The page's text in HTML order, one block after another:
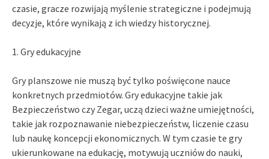
czasie, gracze rozwijają myślenie strategiczne i podejmują
decyzje, które wynikają z ich wiedzy historycznej.
1. Gry edukacyjne
Gry planszowe nie muszą być tylko poświęcone nauce
konkretnych przedmiotów. Gry edukacyjne takie jak
Bezpieczeństwo czy Zegar, uczą dzieci ważne umiejętności,
takie jak rozpoznawanie niebezpieczeństw, liczenie czasu
lub naukę koncepcji ekonomicznych. W tym czasie te gry
ukierunkowane na edukację, motywują uczniów do nauki,